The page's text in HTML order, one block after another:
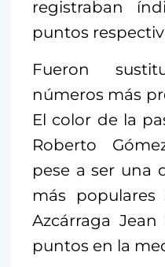
registraban
puntos
Fueron
números más
El color de la
Roberto
pese a ser una
más
Azcárraga
puntos en la